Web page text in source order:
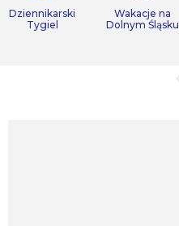
Dziennikarski
Tygiel
Wakacje na
Dolnym Śląsku